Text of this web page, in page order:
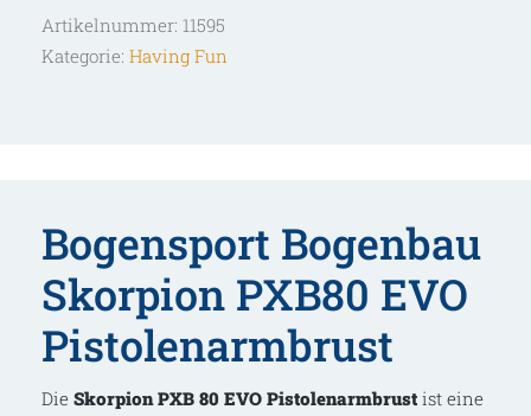
Artikelnummer: 11595
Kategorie: Having Fun
Bogensport Bogenbau
Skorpion PXB80 EVO
Pistolenarmbrust
Die Skorpion PXB 80 EVO Pistolenarmbrust ist eine